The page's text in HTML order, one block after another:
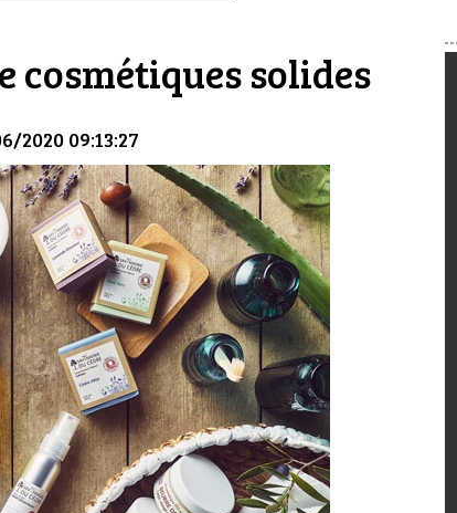
solides
2020 09:13:27